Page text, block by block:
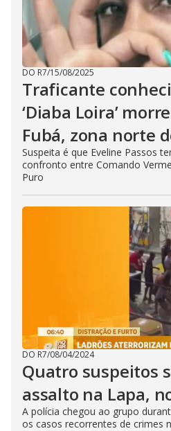
DO R7/15/08/2025
Traficante
‘Diaba Loira’
Fubá, zona norte
Suspeita é que Eveline Passos
confronto entre Comando
Puro
DO R7/08/04/2024
Quatro suspeitos
assalto na Lapa,
A polícia chegou ao grupo
os casos recorrentes de crimes